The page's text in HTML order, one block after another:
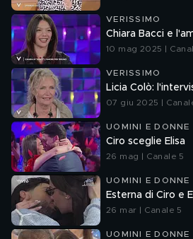
VERISSIMO
Chiara Bacci e
10 mag 2025 |
VERISSIMO
Licia Colò:
07 giu 2025 |
UOMINI E DONNE
Ciro sceglie Elisa
26 mag | Canale 5
UOMINI E DONNE
Esterna di Ciro e
26 mar | Canale 5
UOMINI E DONNE